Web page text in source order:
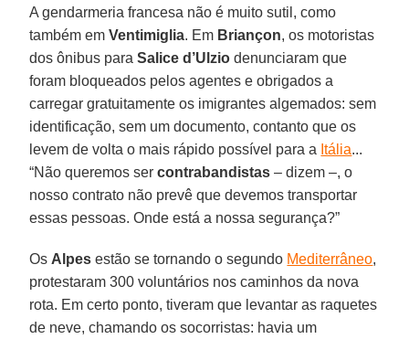
A gendarmeria francesa não é muito sutil, como
também emVentimiglia. Em Briançon, os motoristas
dos ônibus paraSalice d’Ulzio denunciaram que
foram bloqueados pelos agentes e obrigados a
carregar gratuitamente os imigrantes algemados: sem
identificação, sem um documento, contanto que os
levem de volta o mais rápido possível para a Itália...
“Não queremos sercontrabandistas – dizem –, o
nosso contrato não prevê que devemos transportar
essas pessoas. Onde está a nossa segurança?”
Os Alpes estão se tornando o segundo Mediterrâneo,
protestaram 300 voluntários nos caminhos da nova
rota. Em certo ponto, tiveram que levantar as raquetes
de neve, chamando os socorristas: havia um